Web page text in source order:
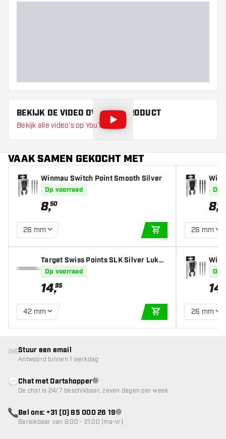
BEKIJK DE VIDEO OVER DIT PRODUCT
Bekijk alle video's op YouTube
VAAK SAMEN GEKOCHT MET
Winmau Switch Point Smooth Silver
Op voorraad
8,50
26 mm
IN WINKELWAGEN
Target Swiss Points SLK Silver Luke
Littler
Op voorraad
14,95
42 mm
IN WINKELWAGEN
Op
8,50
26 mm
Op
14
26 mm
Stuur een email
Antwoord binnen 1 werkdag
Chat met Dartshopperklantenservice niet beschikbaar
De chat is 24/7 beschikbaar, zeven dagen per week
Bel ons: +31 (0) 85 000 26 19klantenservice niet beschikbaar
Bereikbaar van 8:00 - 21:00 (ma-vr)